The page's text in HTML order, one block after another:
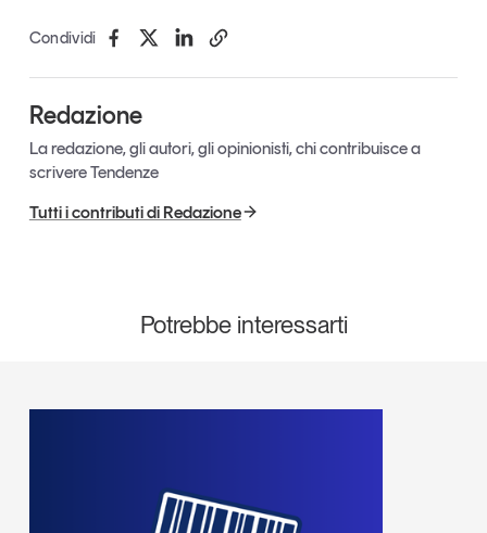
Condividi
Redazione
La redazione, gli autori, gli opinionisti, chi contribuisce a
scrivere Tendenze
Tutti i contributi di Redazione
Potrebbe interessarti